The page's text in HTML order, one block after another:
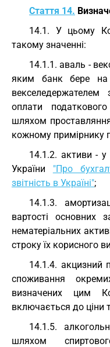
Стаття 14.
14.1. У цьому
такому значенні:
14.1.1. аваль -
яким банк бере на
оплати
шляхом
кожному примірнику
14.1.2. активи - у
України "Про
звітність в Україні";
14.1.3.
вартості основних
нематеріальних
строку їх корисного
14.1.4. акцизний
споживання
визначених цим
включається до ціни
14.1.5.
шляхом